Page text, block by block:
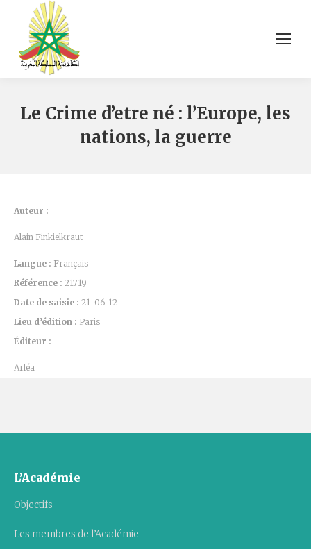
Le Crime d’etre né : l’Europe, les
nations, la guerre
Auteur :
Alain Finkielkraut
Langue : Français
Référence : 21719
Date de saisie : 21-06-12
Lieu d’édition : Paris
Éditeur :
Arléa
L’Académie
Objectifs
Les membres de l’Académie